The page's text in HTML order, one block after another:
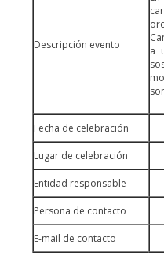
Descripción evento
a
Fecha de celebración
Lugar de celebración
Entidad responsable
Persona de contacto
E-mail de contacto